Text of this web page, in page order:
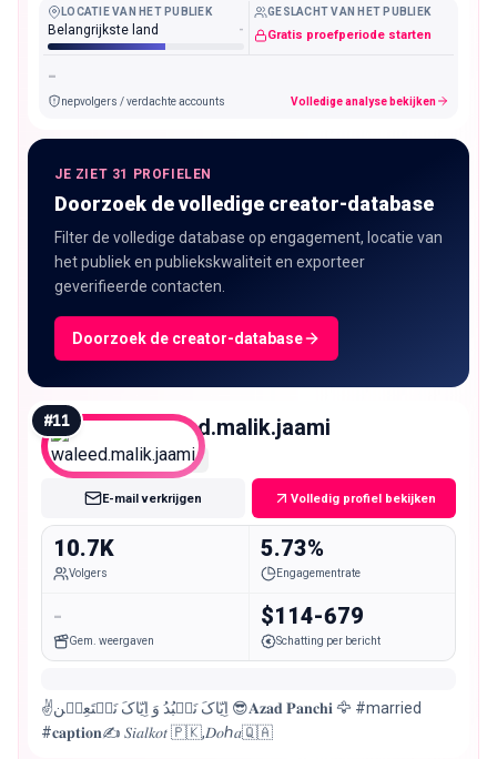
LOCATIE VAN HET PUBLIEK
Belangrijkste land -
GESLACHT VAN HET PUBLIEK
Gratis proefperiode starten
-
nepvolgers / verdachte accounts Volledige analyse bekijken
JE ZIET 31 PROFIELEN
Doorzoek de volledige creator-database
Filter de volledige database op engagement, locatie van
het publiek en publiekskwaliteit en exporteer
geverifieerde contacten.
Doorzoek de creator-database
#11 waleed.malik.jaami
Micro
E-mail verkrijgen Volledig profiel bekijken
10.7K
Volgers
5.73%
Engagementrate
-
Gem. weergaven
$114-679
Schatting per bericht
✌اِیّاکَ نَعۡبُدُ وَ اِیّاکَ نَسۡتَعِیۡن 😎𝐀𝐳𝐚𝐝 𝐏𝐚𝐧𝐜𝐡𝐢 🦅 #married
#𝐜𝐚𝐩𝐭𝐢𝐨𝐧✍ 𝑆𝑖𝑎𝑙𝑘𝑜𝑡 🇵🇰,𝐷𝑜ℎ𝑎🇶🇦